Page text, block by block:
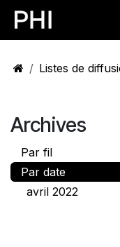
Se rendre au contenu
Listes de
Archives
Par fil
Par date
avril 2022